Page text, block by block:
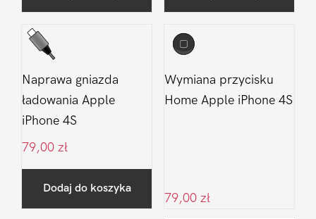
Naprawa gniazda
ładowania Apple
iPhone 4S
79,00 zł
Dodaj do koszyka
Wymiana przycisku
Home Apple iPhone 4S
79,00 zł